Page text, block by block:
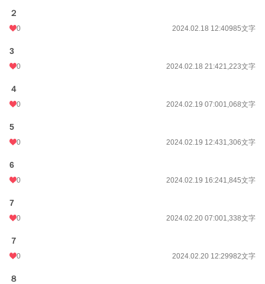
２
0 2024.02.18 12:40985文字
3
0 2024.02.18 21:421,223文字
４
0 2024.02.19 07:001,068文字
5
0 2024.02.19 12:431,306文字
6
0 2024.02.19 16:241,845文字
7
0 2024.02.20 07:001,338文字
７
0 2024.02.20 12:29982文字
８